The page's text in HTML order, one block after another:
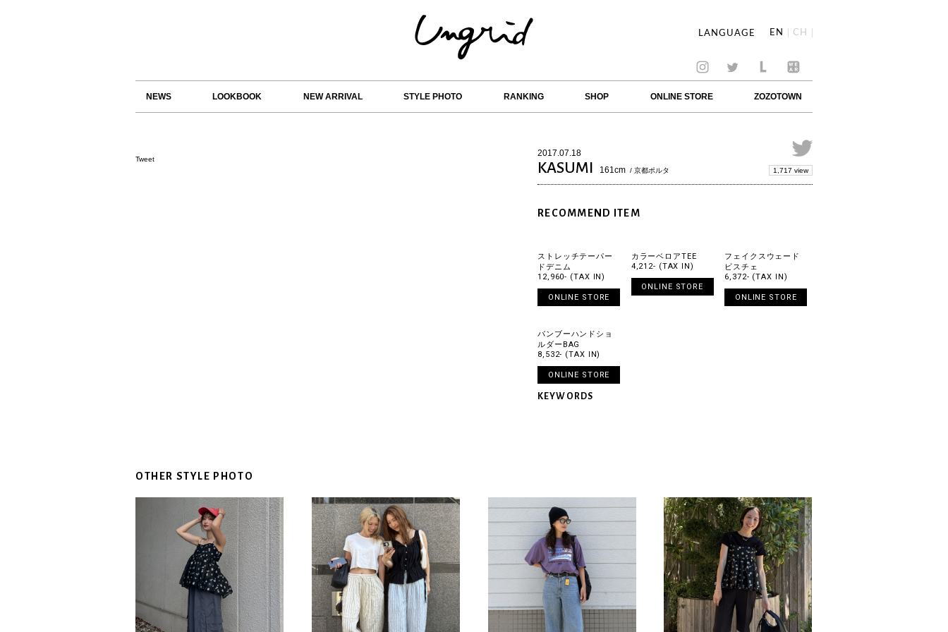
LANGUAGE EN CH
NEWS LOOKBOOK NEW ARRIVAL STYLE PHOTO RANKING SHOP ONLINE STORE ZOZOTOWN
Tweet
2017.07.18
KASUMI 161cm / 京都ポルタ 1,717 view
RECOMMEND ITEM
ストレッチテーパー
ドデニム
12,960- (TAX IN)
ONLINE STORE
カラーベロアTEE
4,212- (TAX IN)
ONLINE STORE
フェイクスウェード
ビスチェ
6,372- (TAX IN)
ONLINE STORE
バンブーハンドショ
ルダーBAG
8,532- (TAX IN)
ONLINE STORE
KEYWORDS
OTHER STYLE PHOTO